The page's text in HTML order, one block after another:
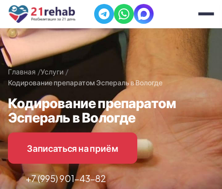
Главная
Услуги
Кодирование препаратом Эспераль в Вологде
Кодирование препаратом
Эспераль в Вологде
Записаться на приём
+7 (995) 901-43-82